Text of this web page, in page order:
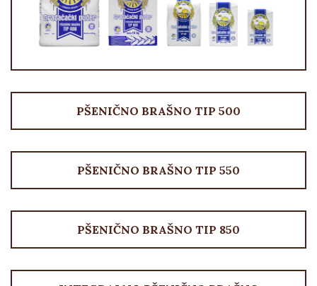
PŠENIČNO BRAŠNO TIP 500
PŠENIČNO BRAŠNO TIP 550
PŠENIČNO BRAŠNO TIP 850